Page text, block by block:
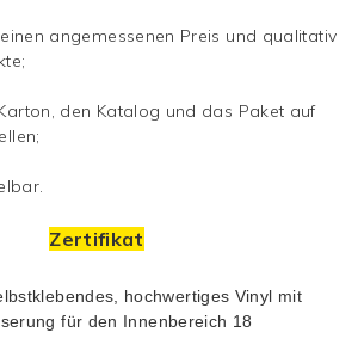
angemessenen Preis und qualitativ
den Katalog und das Paket auf
Zertifikat